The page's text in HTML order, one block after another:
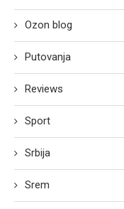
Ozon blog
Putovanja
Reviews
Sport
Srbija
Srem